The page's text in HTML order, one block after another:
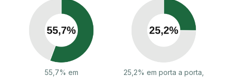
55,7% em
25,2% em porta a porta,